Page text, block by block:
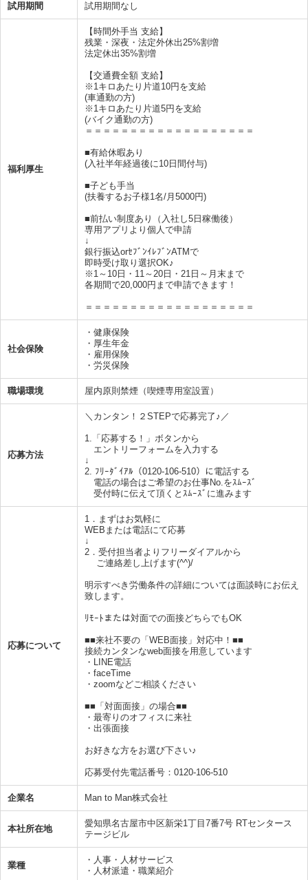
試用期間 試用期間なし
福利厚生
【時間外手当 支給】
残業・深夜・法定外休出25%割増
法定休出35%割増
【交通費全額 支給】
※1キロあたり片道10円を支給
(車通勤の方)
※1キロあたり片道5円を支給
(バイク通勤の方)
＝＝＝＝＝＝＝＝＝＝＝＝＝＝＝＝＝＝＝
■有給休暇あり
(入社半年経過後に10日間付与)
■子ども手当
(扶養するお子様1名/月5000円)
■前払い制度あり（入社し5日稼働後）
専用アプリより個人で申請
↓
銀行振込orｾﾌﾞﾝｲﾚﾌﾞﾝATMで
即時受け取り選択OK♪
※1～10日・11～20日・21日～月末まで
各期間で20,000円まで申請できます！
＝＝＝＝＝＝＝＝＝＝＝＝＝＝＝＝＝＝＝
社会保険
・健康保険
・厚生年金
・雇用保険
・労災保険
職場環境 屋内原則禁煙（喫煙専用室設置）
応募方法
＼カンタン！２STEPで応募完了♪／
1.「応募する！」ボタンから
エントリーフォームを入力する
↓
2. ﾌﾘｰﾀﾞｲｱﾙ（0120-106-510）に電話する
電話の場合はご希望のお仕事No.をｽﾑｰｽﾞ
受付時に伝えて頂くとｽﾑｰｽﾞに進みます
応募について
1．まずはお気軽に
WEBまたは電話にて応募
↓
2．受付担当者よりフリーダイアルから
ご連絡差し上げます(^^)/
明示すべき労働条件の詳細については面談時にお伝え
致します。
ﾘﾓｰﾄまたは対面での面接どちらでもOK
■■来社不要の「WEB面接」対応中！■■
接続カンタンなweb面接を用意しています
・LINE電話
・faceTime
・zoomなどご相談ください
■■「対面面接」の場合■■
・最寄りのオフィスに来社
・出張面接
お好きな方をお選び下さい♪
応募受付先電話番号：0120-106-510
企業名 Man to Man株式会社
本社所在地
愛知県名古屋市中区新栄1丁目7番7号 RTセンタース
テージビル
業種
・人事・人材サービス
・人材派遣・職業紹介